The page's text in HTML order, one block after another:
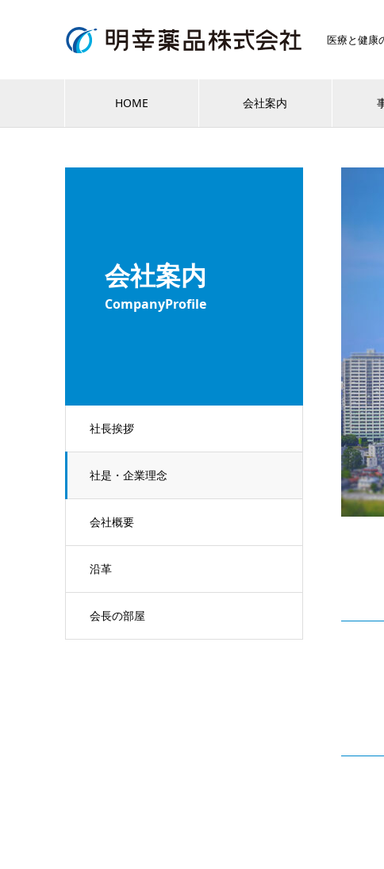
医療と健康
HOME 会社案内
会社案内
CompanyProfile
社長挨拶
社是・企業理念
会社概要
沿革
会長の部屋